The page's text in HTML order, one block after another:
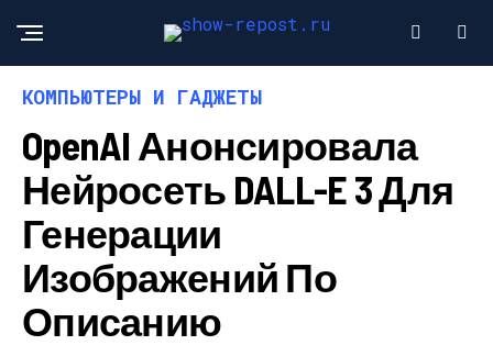
КОМПЬЮТЕРЫ И ГАДЖЕТЫ
OpenAI Анонсировала
Нейросеть DALL-E 3 Для
Генерации
Изображений По
Описанию